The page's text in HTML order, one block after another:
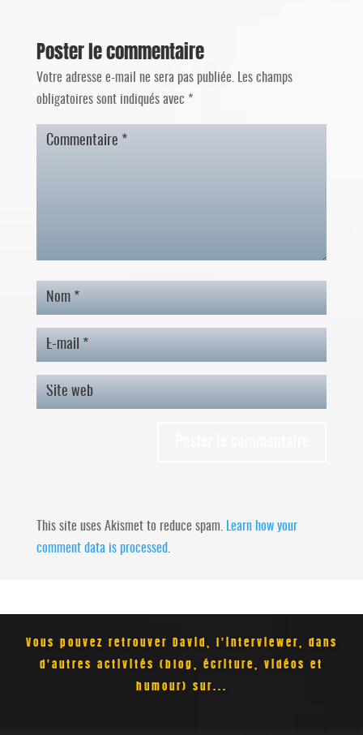
Poster le commentaire
Votre adresse e-mail ne sera pas publiée. Les champs
obligatoires sont indiqués avec *
This site uses Akismet to reduce spam. Learn how your
comment data is processed.
Vous pouvez retrouver David, l'interviewer, dans
d'autres activités (blog, écriture, vidéos et
humour) sur...